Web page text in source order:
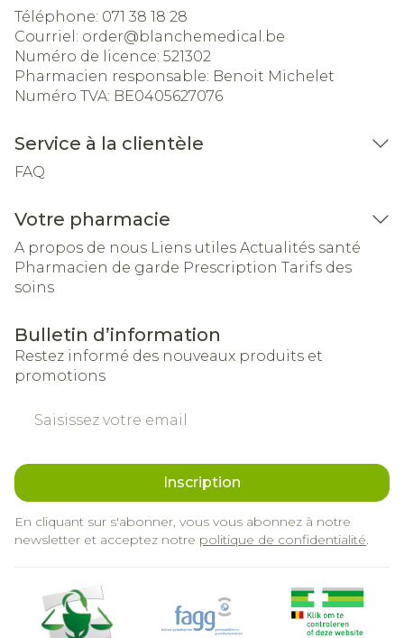
Téléphone: 071 38 18 28
Courriel: order@blanchemedical.be
Numéro de licence: 521302
Pharmacien responsable: Benoit Michelet
Numéro TVA: BE0405627076
Service à la clientèle
FAQ
Votre pharmacie
A propos de nous Liens utiles Actualités santé
Pharmacien de garde Prescription Tarifs des
soins
Bulletin d’information
Restez informé des nouveaux produits et
promotions
Inscription
En cliquant sur s'abonner, vous vous abonnez à notre
newsletter et acceptez notre politique de confidentialité.